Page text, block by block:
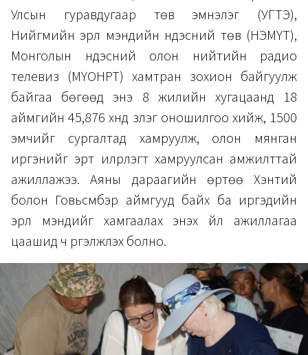
Улсын гуравдугаар төв эмнэлэг (УГТЭ),
Нийгмийн эрүүл мэндийн үндэсний төв (НЭМҮТ),
Монголын үндэсний олон нийтийн радио
телевиз (МҮОНРТ) хамтран зохион байгуулж
байгаа бөгөөд энэ 8 жилийн хугацаанд 18
аймгийн 45,876 хүнд үзлэг оношилгоо хийж, 1500
эмчийг сургалтад хамруулж, олон мянган
иргэнийг эрт илрүүлэгт хамруулсан амжилттай
ажиллажээ. Аяны дараагийн өртөө Хэнтий
болон Говьсүмбэр аймгууд байх ба иргэдийн
эрүүл мэндийг хамгаалах энэхүү үйл ажиллагаа
цаашид ч үргэлжлэх болно.